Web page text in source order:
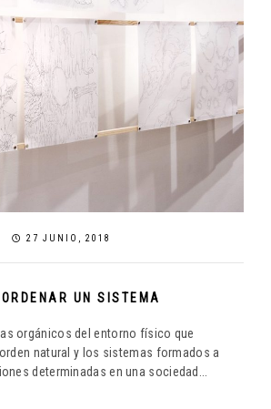
27 JUNIO, 2018
UN SISTEMA
orgánicos del entorno físico que
natural y los sistemas formados a
determinadas en una sociedad...